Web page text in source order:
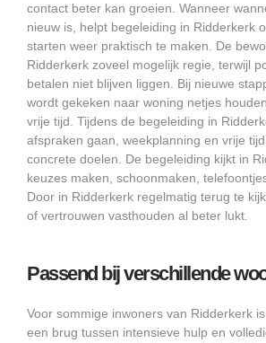
contact beter kan groeien. Wanneer
nieuw is, helpt begeleiding in Ridderkerk
starten weer praktisch te maken. De
Ridderkerk zoveel mogelijk regie, terwijl
betalen niet blijven liggen. Bij nieuwe
wordt gekeken naar woning netjes
vrije tijd. Tijdens de begeleiding in
afspraken gaan, weekplanning en vrije
concrete doelen. De begeleiding kijkt in
keuzes maken, schoonmaken,
Door in Ridderkerk regelmatig terug te
of vertrouwen vasthouden al beter lukt.
Passend bij verschillende
Voor sommige inwoners van Ridderkerk
een brug tussen intensieve hulp en